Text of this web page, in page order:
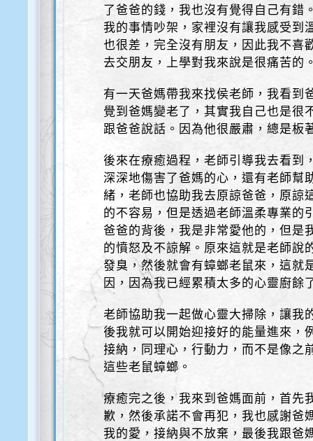
了爸爸的錢，我也沒有覺得自己有錯
我的事情吵架，家裡沒有讓我感受到
也很差，完全沒有朋友，因此我不喜
去交朋友，上學對我來說是很痛苦的
有一天爸媽帶我來找侯老師，我看到
覺到爸媽變老了，其實我自己也是很
跟爸爸說話。因為他很嚴肅，總是板
後來在療癒過程，老師引導我去看到
深深地傷害了爸媽的心，還有老師幫
緒，老師也協助我去原諒爸爸，原諒
的不容易，但是透過老師溫柔專業的
爸爸的背後，我是非常愛他的，但是
的憤怒及不諒解。原來這就是老師說
發臭，然後就會有蟑螂老鼠來，這就
因，因為我已經累積太多的心靈廚餘
老師協助我一起做心靈大掃除，讓我
後我就可以開始迎接好的能量進來，
接納，同理心，行動力，而不是像
這些老鼠蟑螂。
療癒完之後，我來到爸媽面前，首先
歉，然後承諾不會再犯，我也感謝爸
我的愛，接納與不放棄，最後我跟爸